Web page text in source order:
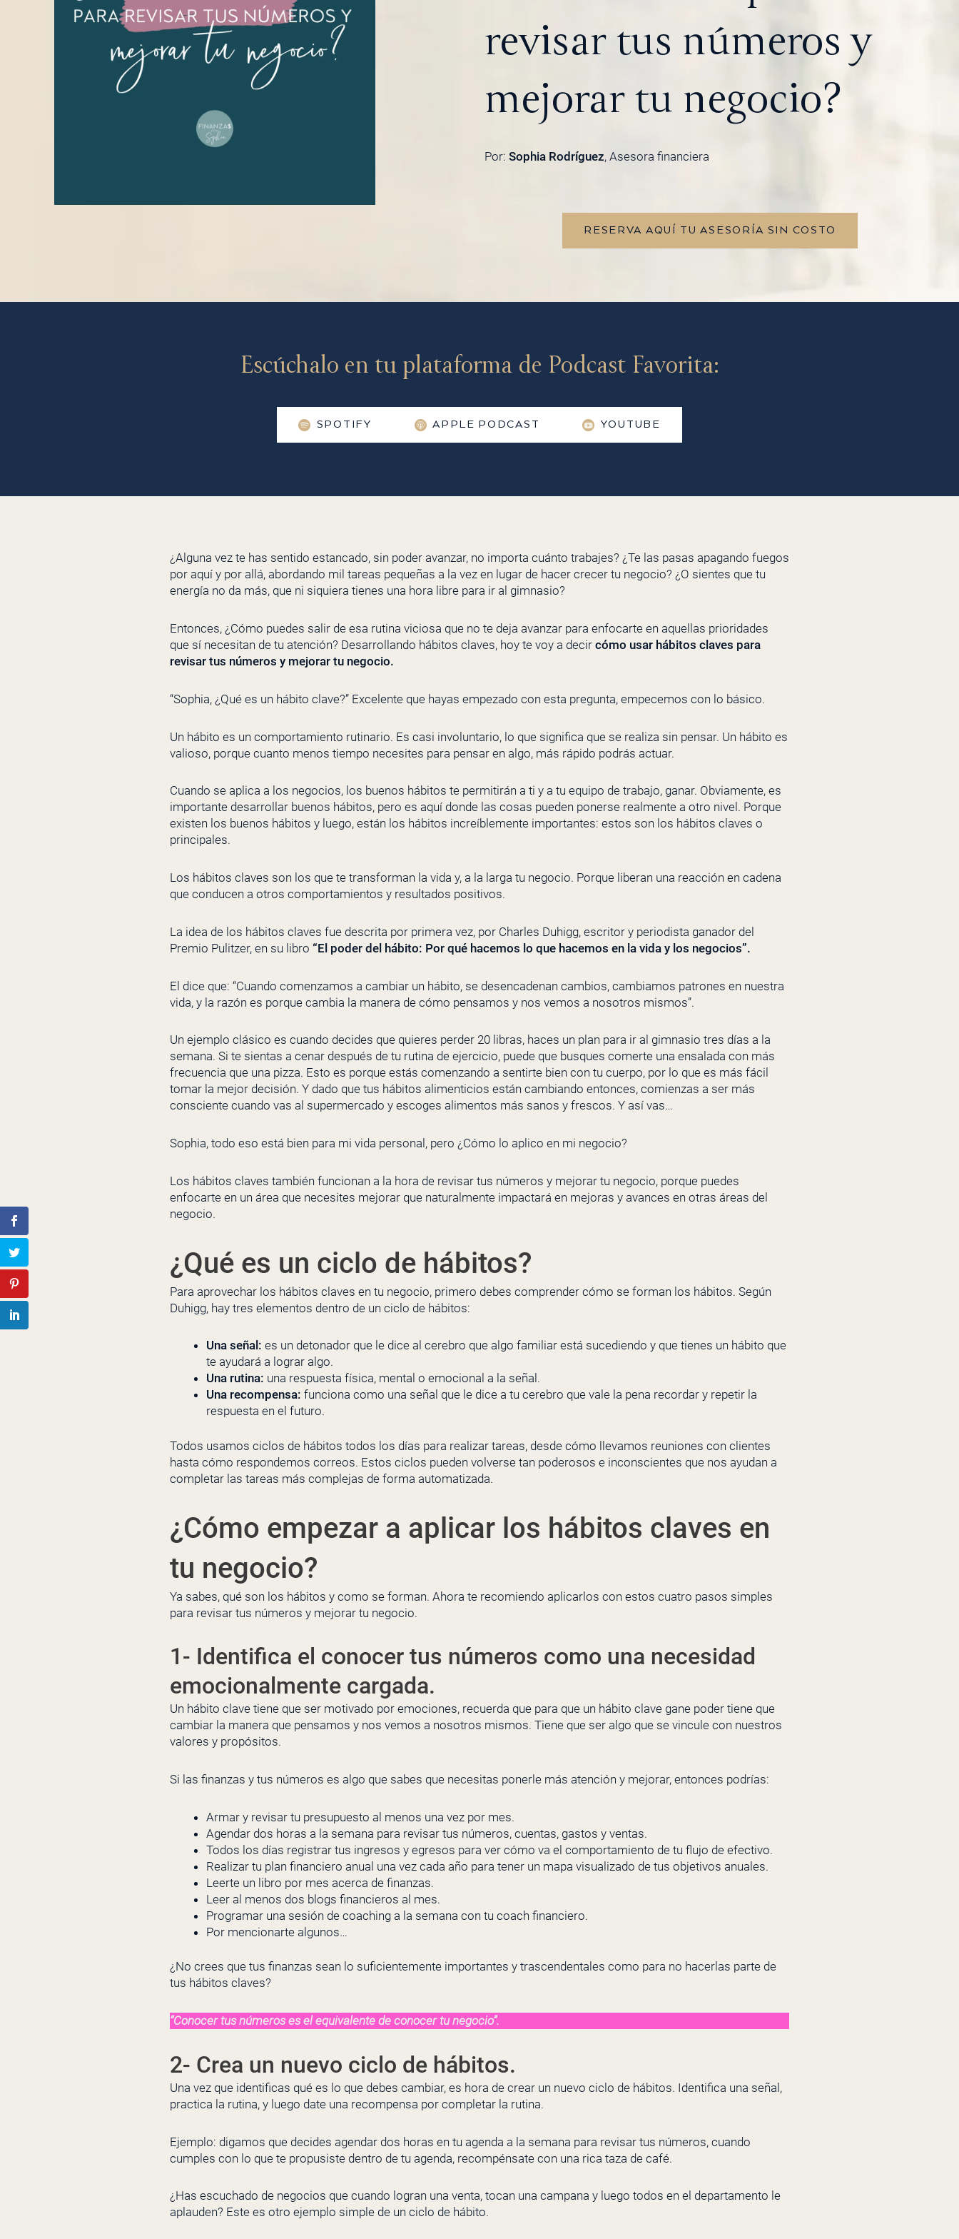
revisar tus números y
mejorar tu negocio?
Por:Sophia Rodríguez, Asesora financiera
RESERVA AQUÍ TU ASESORÍA SIN COSTO
Escúchalo en tu plataforma de Podcast Favorita:
SPOTIFY APPLE PODCAST YOUTUBE
¿Alguna vez te has sentido estancado, sin poder avanzar, no importa cuánto trabajes? ¿Te las pasas apagando fuegos
por aquí y por allá, abordando mil tareas pequeñas a la vez en lugar de hacer crecer tu negocio? ¿O sientes que tu
energía no da más, que ni siquiera tienes una hora libre para ir al gimnasio?
Entonces, ¿Cómo puedes salir de esa rutina viciosa que no te deja avanzar para enfocarte en aquellas prioridades
que sí necesitan de tu atención? Desarrollando hábitos claves, hoy te voy a decir cómo usar hábitos claves para
revisar tus números y mejorar tu negocio.
“Sophia, ¿Qué es un hábito clave?” Excelente que hayas empezado con esta pregunta, empecemos con lo básico.
Un hábito es un comportamiento rutinario. Es casi involuntario, lo que significa que se realiza sin pensar. Un hábito es
valioso, porque cuanto menos tiempo necesites para pensar en algo, más rápido podrás actuar.
Cuando se aplica a los negocios, los buenos hábitos te permitirán a ti y a tu equipo de trabajo, ganar. Obviamente, es
importante desarrollar buenos hábitos, pero es aquí donde las cosas pueden ponerse realmente a otro nivel. Porque
existen los buenos hábitos y luego, están los hábitos increíblemente importantes: estos son los hábitos claves o
principales.
Los hábitos claves son los que te transforman la vida y, a la larga tu negocio. Porque liberan una reacción en cadena
que conducen a otros comportamientos y resultados positivos.
La idea de los hábitos claves fue descrita por primera vez, por Charles Duhigg, escritor y periodista ganador del
Premio Pulitzer, en su libro “El poder del hábito: Por qué hacemos lo que hacemos en la vida y los negocios”.
El dice que: “Cuando comenzamos a cambiar un hábito, se desencadenan cambios, cambiamos patrones en nuestra
vida, y la razón es porque cambia la manera de cómo pensamos y nos vemos a nosotros mismos”.
Un ejemplo clásico es cuando decides que quieres perder 20 libras, haces un plan para ir al gimnasio tres días a la
semana. Si te sientas a cenar después de tu rutina de ejercicio, puede que busques comerte una ensalada con más
frecuencia que una pizza. Esto es porque estás comenzando a sentirte bien con tu cuerpo, por lo que es más fácil
tomar la mejor decisión. Y dado que tus hábitos alimenticios están cambiando entonces, comienzas a ser más
consciente cuando vas al supermercado y escoges alimentos más sanos y frescos. Y así vas…
Sophia, todo eso está bien para mi vida personal, pero ¿Cómo lo aplico en mi negocio?
Los hábitos claves también funcionan a la hora de revisar tus números y mejorar tu negocio, porque puedes
enfocarte en un área que necesites mejorar que naturalmente impactará en mejoras y avances en otras áreas del
negocio.
¿Qué es un ciclo de hábitos?
Para aprovechar los hábitos claves en tu negocio, primero debes comprender cómo se forman los hábitos. Según
Duhigg, hay tres elementos dentro de un ciclo de hábitos:
Una señal: es un detonador que le dice al cerebro que algo familiar está sucediendo y que tienes un hábito que
te ayudará a lograr algo.
Una rutina: una respuesta física, mental o emocional a la señal.
Una recompensa: funciona como una señal que le dice a tu cerebro que vale la pena recordar y repetir la
respuesta en el futuro.
Todos usamos ciclos de hábitos todos los días para realizar tareas, desde cómo llevamos reuniones con clientes
hasta cómo respondemos correos. Estos ciclos pueden volverse tan poderosos e inconscientes que nos ayudan a
completar las tareas más complejas de forma automatizada.
¿Cómo empezar a aplicar los hábitos claves en
tu negocio?
Ya sabes, qué son los hábitos y como se forman. Ahora te recomiendo aplicarlos con estos cuatro pasos simples
para revisar tus números y mejorar tu negocio.
1- Identifica el conocer tus números como una necesidad
emocionalmente cargada.
Un hábito clave tiene que ser motivado por emociones, recuerda que para que un hábito clave gane poder tiene que
cambiar la manera que pensamos y nos vemos a nosotros mismos. Tiene que ser algo que se vincule con nuestros
valores y propósitos.
Si las finanzas y tus números es algo que sabes que necesitas ponerle más atención y mejorar, entonces podrías:
Armar y revisar tu presupuesto al menos una vez por mes.
Agendar dos horas a la semana para revisar tus números, cuentas, gastos y ventas.
Todos los días registrar tus ingresos y egresos para ver cómo va el comportamiento de tu flujo de efectivo.
Realizar tu plan financiero anual una vez cada año para tener un mapa visualizado de tus objetivos anuales.
Leerte un libro por mes acerca de finanzas.
Leer al menos dos blogs financieros al mes.
Programar una sesión de coaching a la semana con tu coach financiero.
Por mencionarte algunos…
¿No crees que tus finanzas sean lo suficientemente importantes y trascendentales como para no hacerlas parte de
tus hábitos claves?
“Conocer tus números es el equivalente de conocer tu negocio”.
2- Crea un nuevo ciclo de hábitos.
Una vez que identificas qué es lo que debes cambiar, es hora de crear un nuevo ciclo de hábitos. Identifica una señal,
practica la rutina, y luego date una recompensa por completar la rutina.
Ejemplo: digamos que decides agendar dos horas en tu agenda a la semana para revisar tus números, cuando
cumples con lo que te propusiste dentro de tu agenda, recompénsate con una rica taza de café.
¿Has escuchado de negocios que cuando logran una venta, tocan una campana y luego todos en el departamento le
aplauden? Este es otro ejemplo simple de un ciclo de hábito.